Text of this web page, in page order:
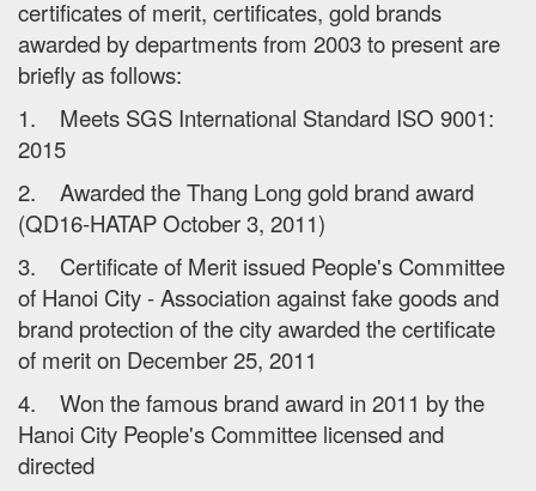
certificates of merit, certificates, gold brands
awarded by departments from 2003 to present are
briefly as follows:
1. Meets SGS International Standard ISO 9001:
2015
2. Awarded the Thang Long gold brand award
(QD16-HATAP October 3, 2011)
3. Certificate of Merit issued People's Committee
of Hanoi City - Association against fake goods and
brand protection of the city awarded the certificate
of merit on December 25, 2011
4. Won the famous brand award in 2011 by the
Hanoi City People's Committee licensed and
directed